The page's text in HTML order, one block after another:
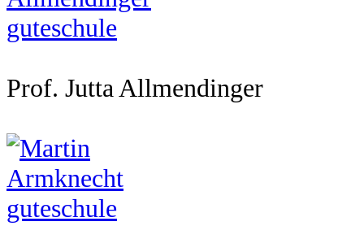
Prof. Jutta Allmendinger